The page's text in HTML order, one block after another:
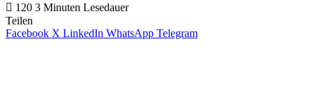
120 3 Minuten Lesedauer
Teilen
Facebook X LinkedIn WhatsApp Telegram